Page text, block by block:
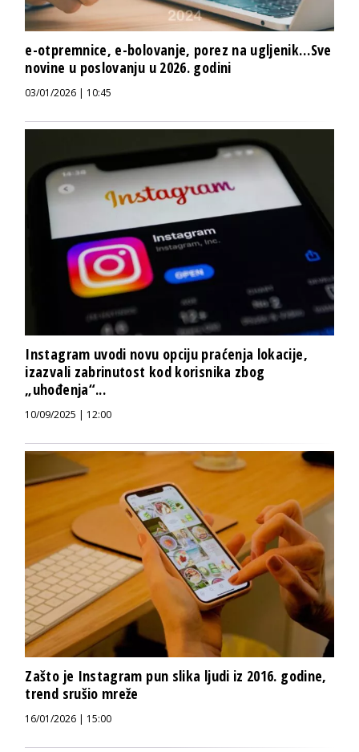
e-otpremnice, e-bolovanje, porez na ugljenik…Sve
novine u poslovanju u 2026. godini
03/01/2026 | 10:45
Instagram uvodi novu opciju praćenja lokacije,
izazvali zabrinutost kod korisnika zbog
„uhođenja“...
10/09/2025 | 12:00
Zašto je Instagram pun slika ljudi iz 2016. godine,
trend srušio mreže
16/01/2026 | 15:00